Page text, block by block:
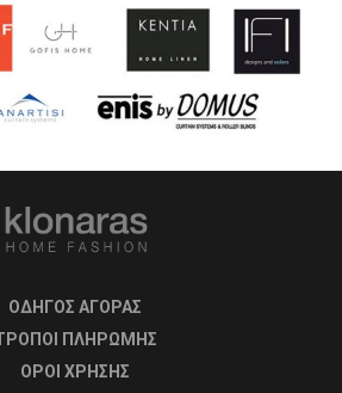
ΟΔΗΓΟΣ ΑΓΟΡΑΣ
ΠΛΗΡΩΜΗΣ
OΡΟΙ ΧΡΗΣΗΣ